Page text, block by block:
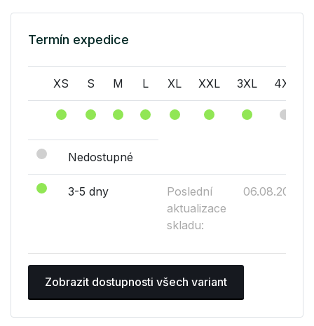
Termín expedice
XS S M L XL XXL 3XL 4XL
Nedostupné
3-5 dny
Poslední
aktualizace
skladu:
06.08.2026
Zobrazit dostupnosti všech variant